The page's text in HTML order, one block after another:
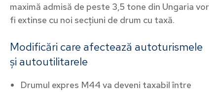
maximă admisă de peste 3,5 tone din Ungaria vor
fi extinse cu noi secțiuni de drum cu taxă.
Modificări care afectează autoturismele
și autoutilitarele
Drumul expres M44 va deveni taxabil între